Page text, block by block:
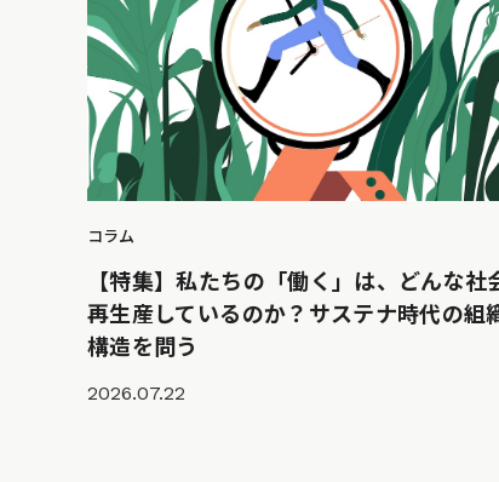
コラム
【特集】私たちの「働く」は、どんな社
再生産しているのか？サステナ時代の組
構造を問う
2026.07.22